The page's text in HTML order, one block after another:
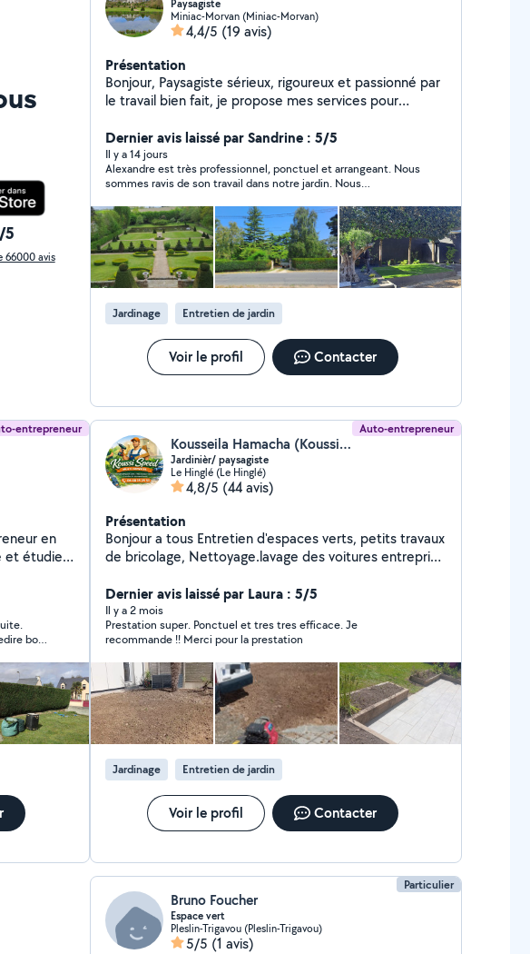
5
66000 avis
Paysagiste
Miniac-Morvan (Miniac-Morvan)
4,4/5 (19 avis)
Présentation
Bonjour, Paysagiste sérieux, rigoureux et passionné par
le travail bien fait, je propose mes services pour
extérieurs.
Dernier avis laissé par Sandrine : 5/5
Il y a 14 jours
Alexandre est très professionnel, ponctuel et arrangeant. Nous
sommes ravis de son travail dans notre jardin. Nous
Jardinage Entretien de jardin
Voir le profil Contacter
entrepreneur
en
et étudie
bon
Auto-entrepreneur
Kousseila Hamacha (Koussi Speed)
Jardinièr/ paysagiste
Le Hinglé (Le Hinglé)
4,8/5 (44 avis)
Présentation
Bonjour a tous Entretien d'espaces verts, petits travaux
de bricolage, Nettoyage.lavage des voitures entreprise
multirisque professionnelle Responsabilité civile. Merci
pour votre confiance
Dernier avis laissé par Laura : 5/5
Il y a 2 mois
Prestation super. Ponctuel et tres tres efficace. Je
recommande !! Merci pour la prestation
Jardinage Entretien de jardin
Voir le profil Contacter
Particulier
Bruno Foucher
Espace vert
Pleslin-Trigavou (Pleslin-Trigavou)
5/5 (1 avis)